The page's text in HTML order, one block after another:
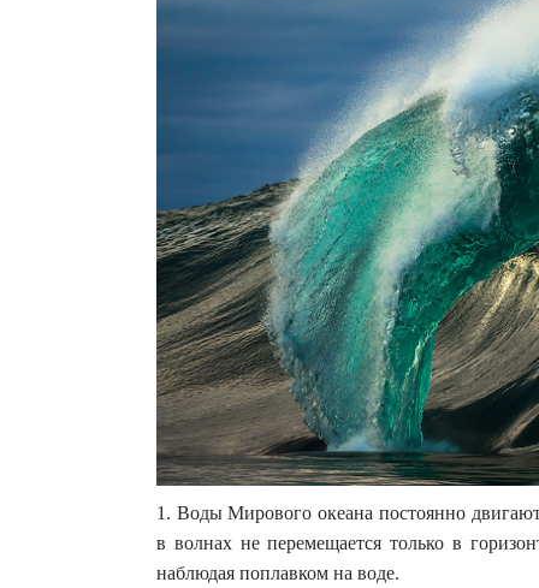
1. Воды Мирового океана постоянно
в волнах не перемещается только в
наблюдая поплавком на воде.